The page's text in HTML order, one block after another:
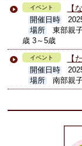
イベント 【
開催日時
場所
東部親
歳 3～5歳
イベント 【
開催日時
場所
南部親